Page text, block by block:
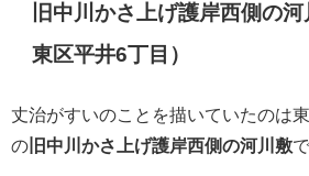
旧中川かさ上げ護岸西側の
東区平井6丁目）
丈治がすいのことを描いていたのは
の 旧中川かさ上げ護岸西側の河川敷